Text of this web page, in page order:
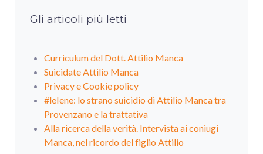
Gli articoli più letti
Curriculum del Dott. Attilio Manca
Suicidate Attilio Manca
Privacy e Cookie policy
#leIene: lo strano suicidio di Attilio Manca tra
Provenzano e la trattativa
Alla ricerca della verità. Intervista ai coniugi
Manca, nel ricordo del figlio Attilio